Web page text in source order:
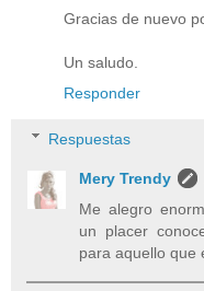
Gracias de nuevo
Un saludo.
Responder
Respuestas
Mery Trendy
Me alegro
un placer
para aquello que